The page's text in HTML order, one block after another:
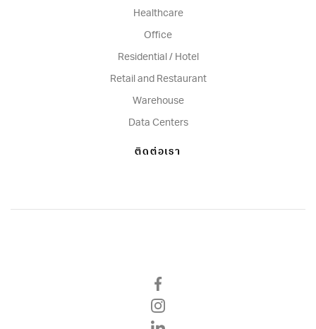
Healthcare
Office
Residential / Hotel
Retail and Restaurant
Warehouse
Data Centers
ติดต่อเรา